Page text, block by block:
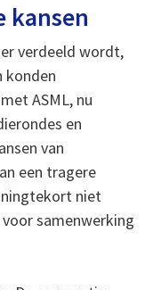
kansen
verdeeld wordt,
konden
ASML, nu
en
van
een tragere
niet
samenwerking